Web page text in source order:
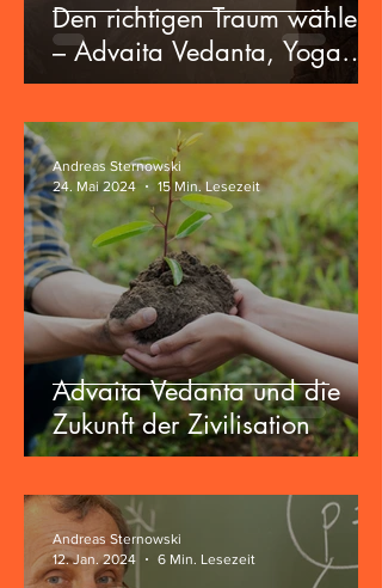
Den richtigen Traum wählen
– Advaita Vedanta, Yoga
und die Zukunft der
Zivilisation
Advaita Vedanta und die
Zukunft der Zivilisation
Andreas Sternowski
24. Mai 2024
15 Min. Lesezeit
Andreas Sternowski
12. Jan. 2024
6 Min. Lesezeit